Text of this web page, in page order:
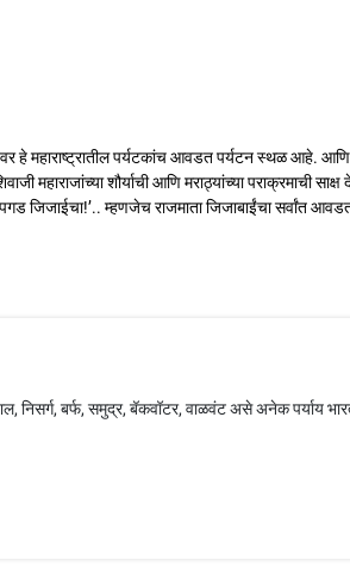
हे महाराष्ट्रातील पर्यटकांच आवडत पर्यटन स्थळ आहे.
महाराजांच्या शौर्याची आणि मराठ्यांच्या पराक्रमाची
जिजाईचा!’.. म्हणजेच राजमाता जिजाबाईंचा सर्वांत
बर्फ, समुद्र, बॅकवॉटर, वाळवंट असे अनेक पर्याय